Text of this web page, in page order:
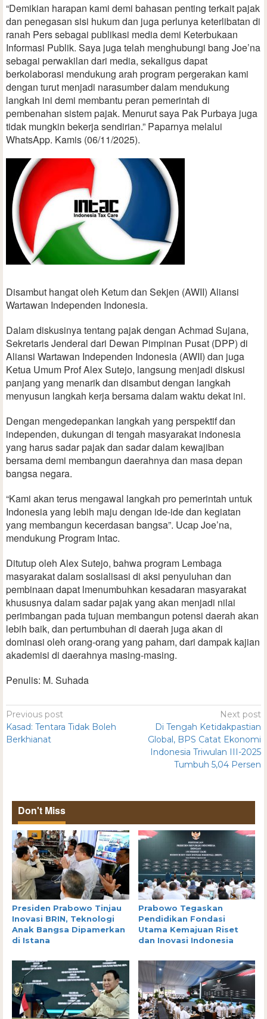
“Demikian harapan kami demi bahasan penting terkait pajak
dan penegasan sisi hukum dan juga perlunya keterlibatan di
ranah Pers sebagai publikasi media demi Keterbukaan
Informasi Publik. Saya juga telah menghubungi bang Joe’na
sebagai perwakilan dari media, sekaligus dapat
berkolaborasi mendukung arah program pergerakan kami
dengan turut menjadi narasumber dalam mendukung
langkah ini demi membantu peran pemerintah di
pembenahan sistem pajak. Menurut saya Pak Purbaya juga
tidak mungkin bekerja sendirian.” Paparnya melalui
WhatsApp. Kamis (06/11/2025).
Disambut hangat oleh Ketum dan Sekjen (AWII) Aliansi
Wartawan Independen Indonesia.
Dalam diskusinya tentang pajak dengan Achmad Sujana,
Sekretaris Jenderal dari Dewan Pimpinan Pusat (DPP) di
Aliansi Wartawan Independen Indonesia (AWII) dan juga
Ketua Umum Prof Alex Sutejo, langsung menjadi diskusi
panjang yang menarik dan disambut dengan langkah
menyusun langkah kerja bersama dalam waktu dekat ini.
Dengan mengedepankan langkah yang perspektif dan
independen, dukungan di tengah masyarakat indonesia
yang harus sadar pajak dan sadar dalam kewajiban
bersama demi membangun daerahnya dan masa depan
bangsa negara.
“Kami akan terus mengawal langkah pro pemerintah untuk
Indonesia yang lebih maju dengan ide-ide dan kegiatan
yang membangun kecerdasan bangsa”. Ucap Joe’na,
mendukung Program Intac.
Ditutup oleh Alex Sutejo, bahwa program Lembaga
masyarakat dalam sosialisasi di aksi penyuluhan dan
pembinaan dapat lmenumbuhkan kesadaran masyarakat
khususnya dalam sadar pajak yang akan menjadi nilai
perimbangan pada tujuan membangun potensi daerah akan
lebih baik, dan pertumbuhan di daerah juga akan di
dominasi oleh orang-orang yang paham, dari dampak kajian
akademisi di daerahnya masing-masing.
Penulis: M. Suhada
Previous post
Kasad: Tentara Tidak Boleh
Berkhianat
Next post
Di Tengah Ketidakpastian
Global, BPS Catat Ekonomi
Indonesia Triwulan III-2025
Tumbuh 5,04 Persen
Don't Miss
Presiden Prabowo Tinjau
Inovasi BRIN, Teknologi
Anak Bangsa Dipamerkan
di Istana
Prabowo Tegaskan
Pendidikan Fondasi
Utama Kemajuan Riset
dan Inovasi Indonesia